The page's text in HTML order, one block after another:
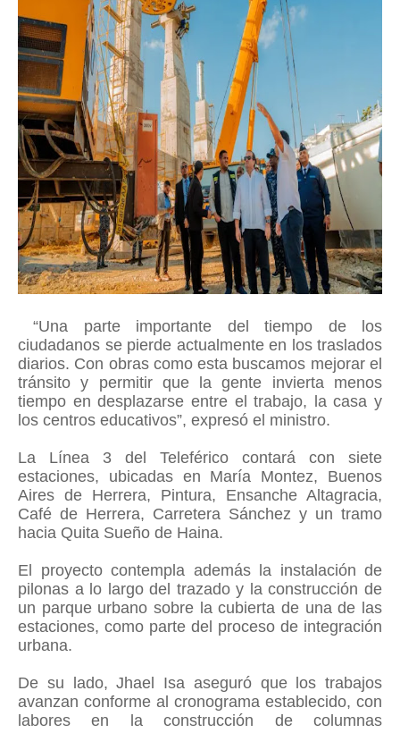
“Una parte importante del tiempo de los
ciudadanos se pierde actualmente en los traslados
diarios. Con obras como esta buscamos mejorar el
tránsito y permitir que la gente invierta menos
tiempo en desplazarse entre el trabajo, la casa y
los centros educativos”, expresó el ministro.
La Línea 3 del Teleférico contará con siete
estaciones, ubicadas en María Montez, Buenos
Aires de Herrera, Pintura, Ensanche Altagracia,
Café de Herrera, Carretera Sánchez y un tramo
hacia Quita Sueño de Haina.
El proyecto contempla además la instalación de
pilonas a lo largo del trazado y la construcción de
un parque urbano sobre la cubierta de una de las
estaciones, como parte del proceso de integración
urbana.
De su lado, Jhael Isa aseguró que los trabajos
avanzan conforme al cronograma establecido, con
labores en la construcción de columnas